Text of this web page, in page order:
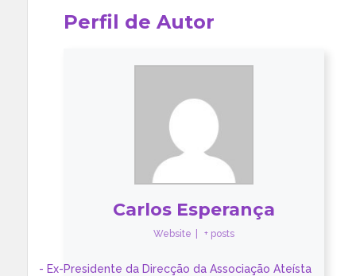
Perfil de Autor
Carlos Esperança
Website + posts
- Ex-Presidente da Direcção da Associação Ateísta